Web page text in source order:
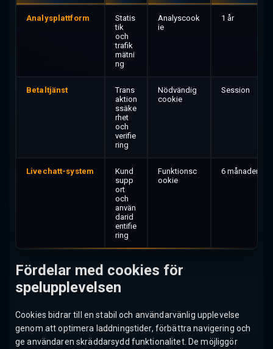
Analysplattform
Statis
tik
och
trafik
mätni
ng
Analyscook
ie
1 år
Betaltjänst
Trans
aktion
ssäke
rhet
och
verifie
ring
Nödvändig
cookie
Session
Livechatt-system
Kund
supp
ort
och
använ
darid
entifie
ring
Funktionsc
ookie
6 månader
Fördelar med cookies för
spelupplevelsen
Cookies bidrar till en stabil och användarvänlig upplevelse
genom att optimera laddningstider, förbättra navigering och
ge användaren skräddarsydd funktionalitet. De möjliggör